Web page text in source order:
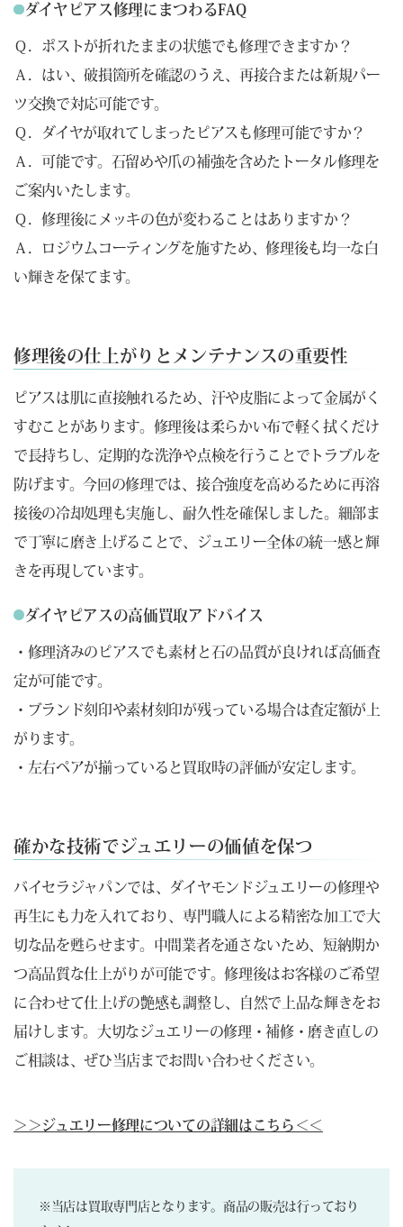
ダイヤピアス修理にまつわるFAQ
Ｑ．ポストが折れたままの状態でも修理できますか？
Ａ．はい、破損箇所を確認のうえ、再接合または新規パー
ツ交換で対応可能です。
Ｑ．ダイヤが取れてしまったピアスも修理可能ですか？
Ａ．可能です。石留めや爪の補強を含めたトータル修理を
ご案内いたします。
Ｑ．修理後にメッキの色が変わることはありますか？
Ａ．ロジウムコーティングを施すため、修理後も均一な白
い輝きを保てます。
修理後の仕上がりとメンテナンスの重要性
ピアスは肌に直接触れるため、汗や皮脂によって金属がく
すむことがあります。修理後は柔らかい布で軽く拭くだけ
で長持ちし、定期的な洗浄や点検を行うことでトラブルを
防げます。今回の修理では、接合強度を高めるために再溶
接後の冷却処理も実施し、耐久性を確保しました。細部ま
で丁寧に磨き上げることで、ジュエリー全体の統一感と輝
きを再現しています。
ダイヤピアスの高価買取アドバイス
・修理済みのピアスでも素材と石の品質が良ければ高価査
定が可能です。
・ブランド刻印や素材刻印が残っている場合は査定額が上
がります。
・左右ペアが揃っていると買取時の評価が安定します。
確かな技術でジュエリーの価値を保つ
バイセラジャパンでは、ダイヤモンドジュエリーの修理や
再生にも力を入れており、専門職人による精密な加工で大
切な品を甦らせます。中間業者を通さないため、短納期か
つ高品質な仕上がりが可能です。修理後はお客様のご希望
に合わせて仕上げの艶感も調整し、自然で上品な輝きをお
届けします。大切なジュエリーの修理・補修・磨き直しの
ご相談は、ぜひ当店までお問い合わせください。
＞＞ジュエリー修理についての詳細はこちら＜＜
※当店は買取専門店となります。商品の販売は行っており